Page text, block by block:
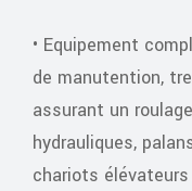
• Equipement
de manutention,
assurant un
hydrauliques,
chariots